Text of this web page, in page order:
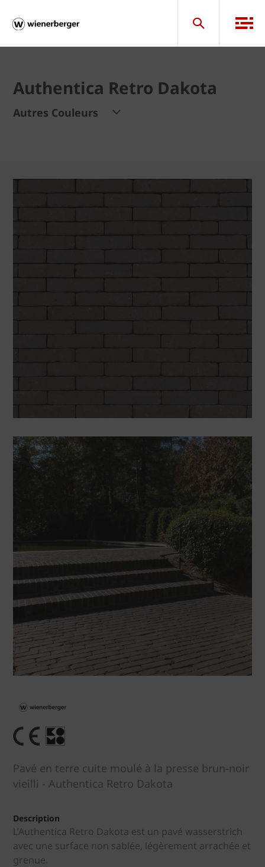
Authentica Retro Dakota
Autres Couleurs
Pavé en terre cuite moulé à la presse brun-noir
vieilli - Authentica Retro Dakota
Description
L’Authentica Retro Dakota est un pavé wasserstrich
avec une surface non sablée, légèrement arrachée et
grenue.